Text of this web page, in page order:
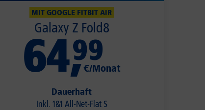
MIT GOOGLE FITBIT AIR
Galaxy Z Fold8
64,
99
€/Monat
Dauerhaft
Inkl. 1&1 All-Net-Flat S